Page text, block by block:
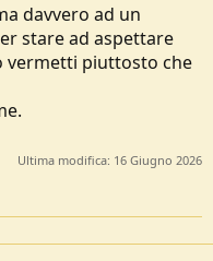
facile nutrirsi nei cestini
mare come dovrebbero (e
vermi girati dalle zolle, è
le proprie zampine.
spinti dalla fame ma, al
facile nella ricerca del
davvero ad un
stare ad aspettare
vermetti piuttosto che
Ultima modifica: 16 Giugno 2026